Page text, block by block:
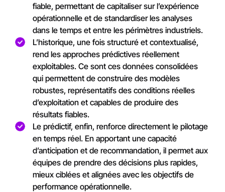
fiable, permettant de capitaliser sur l’expérience
opérationnelle et de standardiser les analyses
dans le temps et entre les périmètres industriels.
L’historique, une fois structuré et contextualisé,
rend les approches prédictives réellement
exploitables. Ce sont ces données consolidées
qui permettent de construire des modèles
robustes, représentatifs des conditions réelles
d’exploitation et capables de produire des
résultats fiables.
Le prédictif, enfin, renforce directement le pilotage
en temps réel. En apportant une capacité
d’anticipation et de recommandation, il permet aux
équipes de prendre des décisions plus rapides,
mieux ciblées et alignées avec les objectifs de
performance opérationnelle.